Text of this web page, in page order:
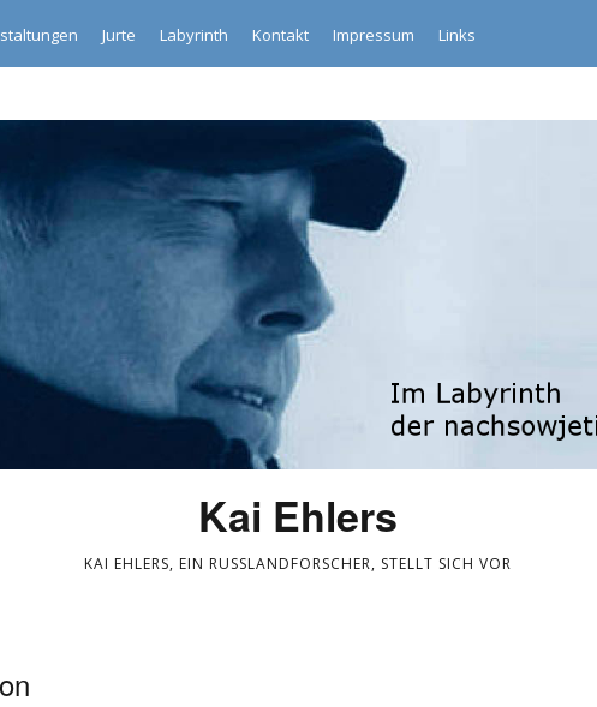
Jurte Labyrinth Kontakt Impressum Links
Kai Ehlers
KAI EHLERS, EIN RUSSLANDFORSCHER, STELLT SICH VOR